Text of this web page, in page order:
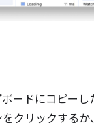
ードにコピーし
クリックする